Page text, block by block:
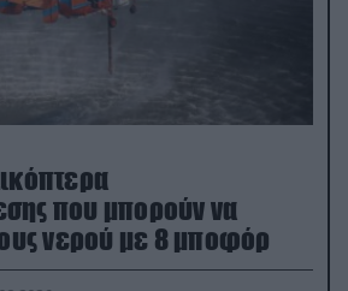
που μπορούν να
νερού με 8 μποφόρ